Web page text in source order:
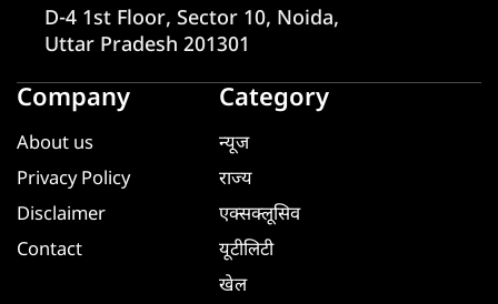
D-4 1st Floor, Sector 10, Noida,
Uttar Pradesh 201301
Company
About us
Privacy Policy
Disclaimer
Contact
Category
न्यूज
राज्य
एक्सक्लूसिव
यूटीलिटी
खेल